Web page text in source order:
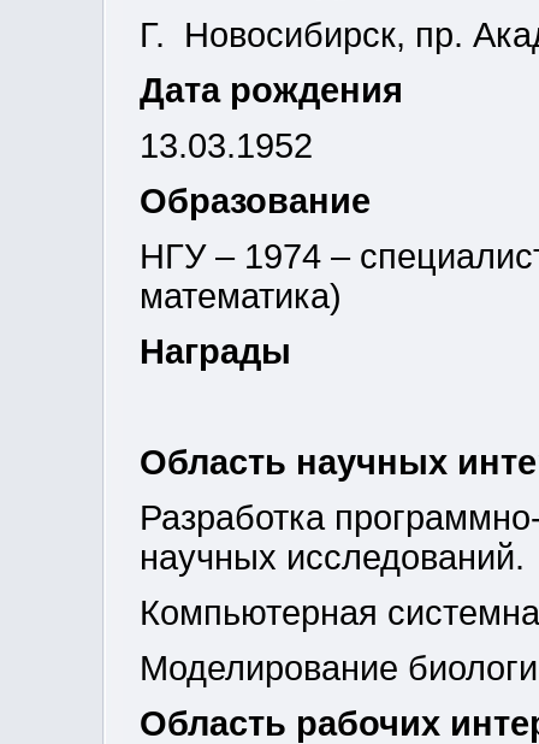
Г. Новосибирск, пр.
Дата рождения
13.03.1952
Образование
НГУ – 1974 –
математика)
Награды
Область научных
Разработка
научных исследований.
Компьютерная
Моделирование
Область рабочих